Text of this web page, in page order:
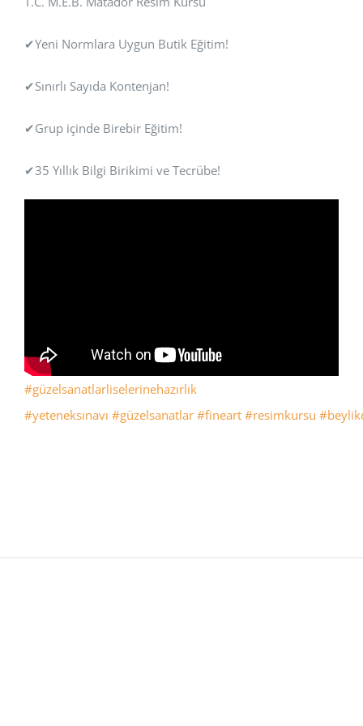
✔Yeni Normlara Uygun Butik Eğitim!
✔Sınırlı Sayıda Kontenjan!
✔Grup içinde Birebir Eğitim!
✔35 Yıllık Bilgi Birikimi ve Tecrübe!
#güzelsanatlarliselerinehazırlık
#yeteneksınavı #güzelsanatlar #fineart #resimkursu